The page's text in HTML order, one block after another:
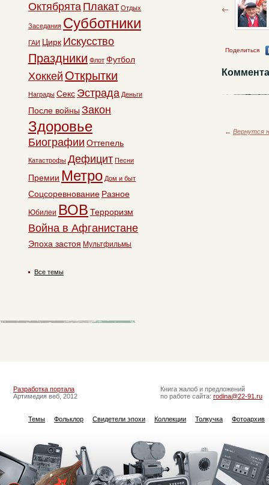
Поделиться
← Вернутся
Октябрята Плакат Отдых
Заседания Субботники
ГАИ Цирк Искусство
Праздники Флот Футбол
Хоккей Открытки
Награды Секс Эстрада Деньги
После войны Закон
Здоровье
Биографии Оттепель
Катастрофы Дефицит Песни
Премии Метро Дом и быт
Соцсоревнование Разное
Юбилеи ВОВ Терроризм
Война в Афганистане
Эпоха застоя Мультфильмы
Все темы
Разработка портала
Артимедия веб, 2012
Книга жалоб и предложений
по работе сайта: rodina@22-91.ru
Темы Фольклор Свидетели эпохи Коллекции Толкучка Фотоархив